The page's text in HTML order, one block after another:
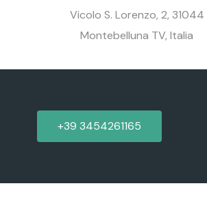
Vicolo S. Lorenzo, 2, 31044
Montebelluna TV, Italia
+39 3454261165